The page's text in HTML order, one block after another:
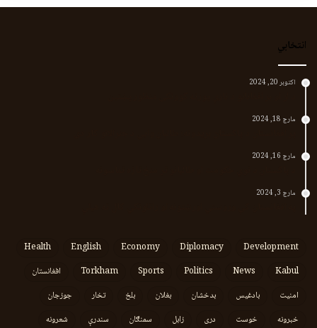
انتخابي
اکتوبر 20, 2024
مارچ 18, 2024
مارچ 16, 2024
مارچ 3, 2024
Development
Diplomacy
Economy
English
Health
Kabul
News
Politics
Sports
Torkham
افغانستان
امنیت
بادغیس بدخشان بغلان بلخ تخار
جوزجان
خبرونه
خوست دری زابل سمنګان سندرې
شعرونه